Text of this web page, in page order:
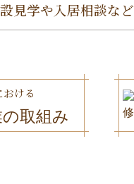
見学や入居相談など
ける
取組み